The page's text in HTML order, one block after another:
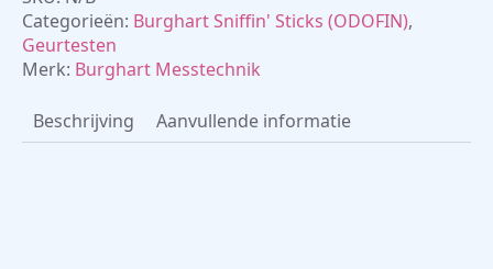
Categorieën: Burghart Sniffin' Sticks (ODOFIN),
Geurtesten
Merk: Burghart Messtechnik
Beschrijving Aanvullende informatie